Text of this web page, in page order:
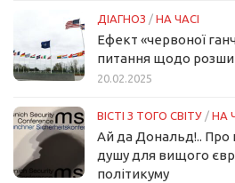
ДІАГНОЗ / НА ЧАСІ
Ефект «червоної
питання щодо
20.02.2025
ВІСТІ З ТОГО СВІТУ / НА
Ай да Дональд!.. Про
душу для вищого
політикуму